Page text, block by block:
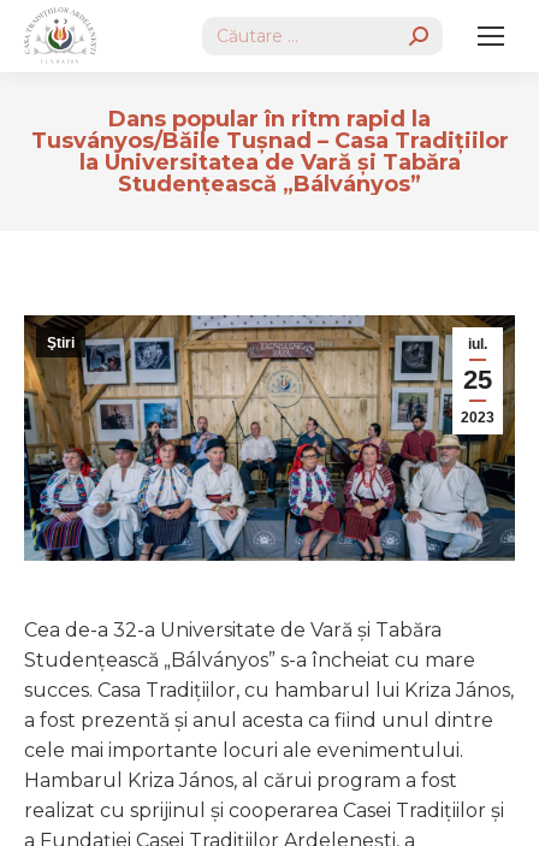
Search:
Dans popular în ritm rapid la
Tusványos/Băile Tușnad – Casa Tradițiilor
la Universitatea de Vară și Tabăra
Studențească „Bálványos”
iul.
25
2023
Ştiri
Cea de-a 32-a Universitate de Vară și Tabăra
Studențească „Bálványos” s-a încheiat cu mare
succes. Casa Tradiţiilor, cu hambarul lui Kriza János,
a fost prezentă şi anul acesta ca fiind unul dintre
cele mai importante locuri ale evenimentului.
Hambarul Kriza János, al cărui program a fost
realizat cu sprijinul și cooperarea Casei Tradițiilor și
a Fundației Casei Tradițiilor Ardelenești, a